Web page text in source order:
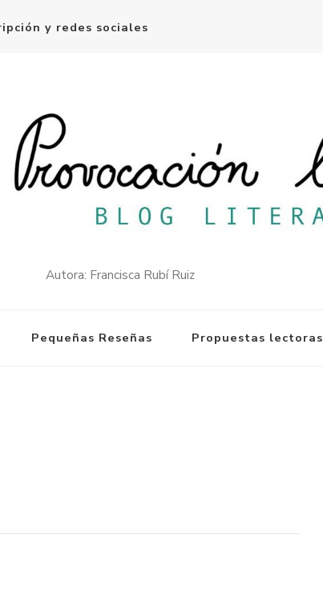
y redes sociales
Autora: Francisca Rubí Ruiz
Pequeñas Reseñas Propuestas lectoras